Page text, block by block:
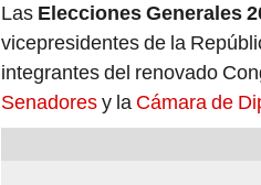
Las Elecciones Generales
vicepresidentes de la
integrantes del renovado
Senadoresy la Cámara de